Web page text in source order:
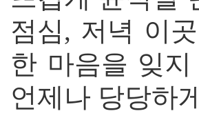
점심, 저녁 이
한 마음을 잊
언제나 당당하